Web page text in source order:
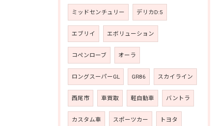
ミッドセンチュリー デリカD:5
エブリイ エボリューション
コペンローブ オーラ
ロングスーパーGL GR86 スカイライン
西尾市 車買取 軽自動車 バントラ
カスタム車 スポーツカー トヨタ